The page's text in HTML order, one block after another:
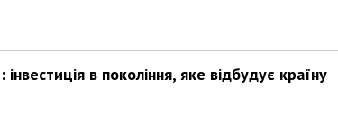
в покоління, яке відбудує країну